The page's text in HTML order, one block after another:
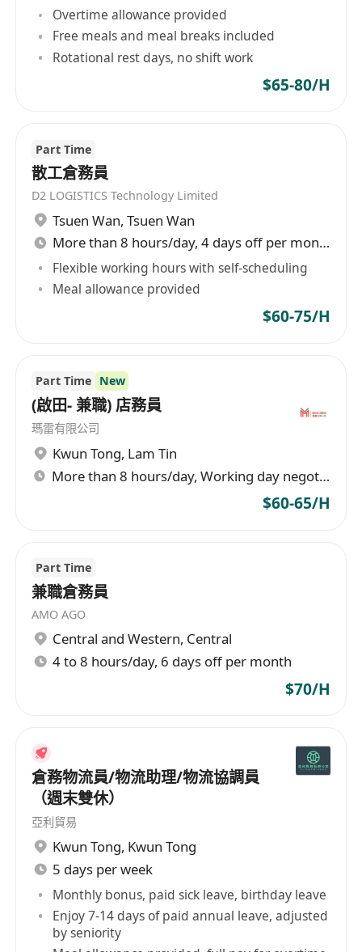
Overtime allowance provided
Free meals and meal breaks included
Rotational rest days, no shift work
$65-80/H
Part Time
散工倉務員
D2 LOGISTICS Technology Limited
Tsuen Wan, Tsuen Wan
More than 8 hours/day, 4 days off per month
Flexible working hours with self-scheduling
Meal allowance provided
$60-75/H
Part Time New
(啟田- 兼職) 店務員
瑪雷有限公司
Kwun Tong, Lam Tin
More than 8 hours/day, Working day negotiable
$60-65/H
Part Time
兼職倉務員
AMO AGO
Central and Western, Central
4 to 8 hours/day, 6 days off per month
$70/H
倉務物流員/物流助理/物流協調員
（週末雙休）
亞利貿易
Kwun Tong, Kwun Tong
5 days per week
Monthly bonus, paid sick leave, birthday leave
Enjoy 7-14 days of paid annual leave, adjusted
by seniority